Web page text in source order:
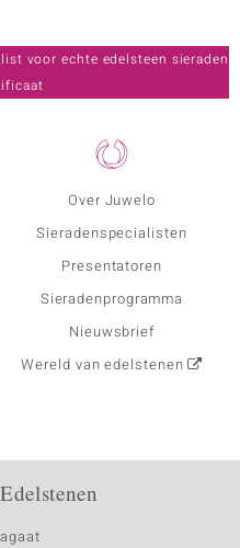
Over Juwelo
Sieradenspecialisten
Presentatoren
Sieradenprogramma
Nieuwsbrief
Wereld van edelstenen
voor echte edelsteen sieraden
Edelstenen
agaat